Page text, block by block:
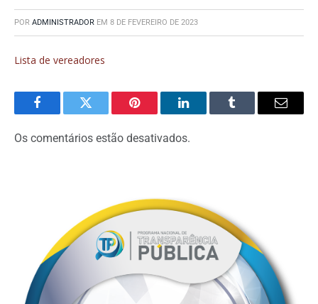
POR ADMINISTRADOR EM 8 DE FEVEREIRO DE 2023
Lista de vereadores
FacebookTwitter Pinterest O
LinkedIn
Tumblr
E-
Os comentários estão desativados.